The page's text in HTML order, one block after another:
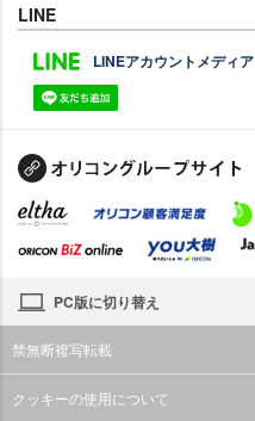
LINE
LINEアカウントメディア
PC版に切り替え
禁無断複写転載
クッキーの使用について